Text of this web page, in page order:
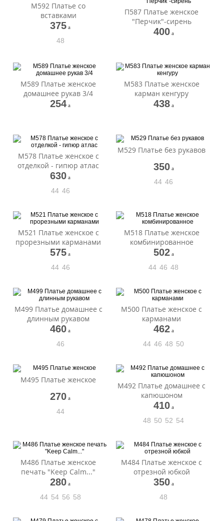
М592 Платье со
вставками
375 a
48
П587 Платье женское
"Перчик"-сирень
400 a
М589 Платье женское
домашнее рукав 3/4
254 a
М583 Платье женское
карман кенгуру
438 a
М578 Платье женское с
отделкой - гипюр атлас
630 a
44 46
М529 Платье без рукавов
350 a
44 46
М521 Платье женское с
прорезными карманами
575 a
44 46
М518 Платье женское
комбинированное
502 a
44 46 48
М499 Платье домашнее с
длинным рукавом
460 a
46
М500 Платье женское с
карманами
462 a
44 46 48 50
М495 Платье женское
270 a
44
М492 Платье домашнее с
капюшоном
410 a
48 50 52 54
М486 Платье женское
печать "Keep Calm..."
280 a
44 54 56 58
М484 Платье женское с
отрезной юбкой
350 a
48